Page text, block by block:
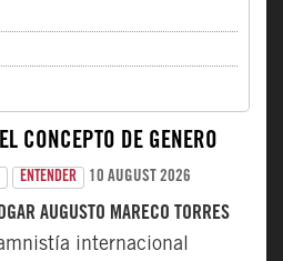
CONCEPTO DE GÉNERO
ENTENDER 10 AUGUST 2026
AUGUSTO MARECO TORRES
internacional